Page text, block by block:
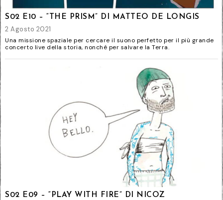
S02 E10 – “THE PRISM” DI MATTEO DE LONGIS
2 Agosto 2021
Una missione spaziale per cercare il suono perfetto per il più grande
concerto live della storia, nonché per salvare la Terra.
S02 E09 – “PLAY WITH FIRE” DI NICOZ